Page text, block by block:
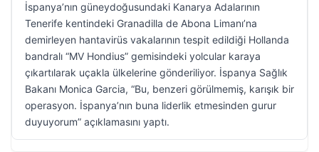
İspanya’nın güneydoğusundaki Kanarya Adalarının
Tenerife kentindeki Granadilla de Abona Limanı’na
demirleyen hantavirüs vakalarının tespit edildiği Hollanda
bandralı “MV Hondius” gemisindeki yolcular karaya
çıkartılarak uçakla ülkelerine gönderiliyor. İspanya Sağlık
Bakanı Monica Garcia, “Bu, benzeri görülmemiş, karışık bir
operasyon. İspanya’nın buna liderlik etmesinden gurur
duyuyorum” açıklamasını yaptı.